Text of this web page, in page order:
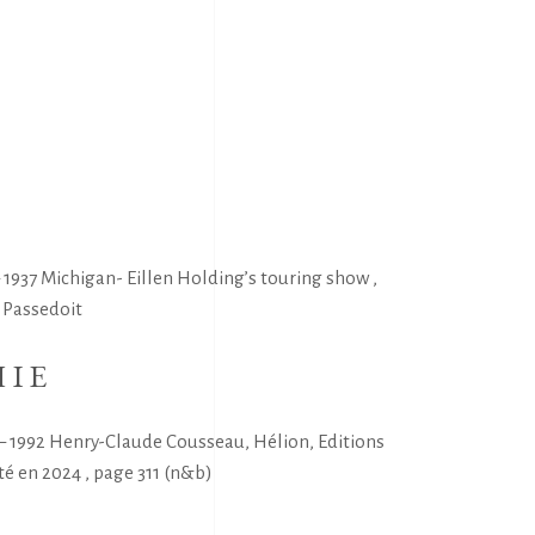
Michigan- Eillen Holding’s touring show ,
Passedoit
Henry-Claude Cousseau, Hélion, Editions
en 2024 , page 311 (n&b)